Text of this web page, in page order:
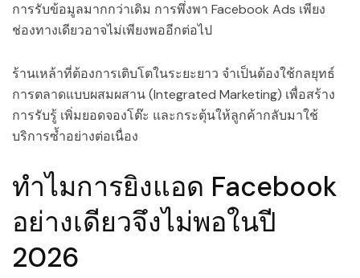
การรับข้อมูลมากกว่าเดิม การพึ่งพา Facebook Ads เพียง
ช่องทางเดียวอาจไม่เพียงพออีกต่อไป
ร้านเหล้าที่ต้องการเติบโตในระยะยาว จำเป็นต้องใช้กลยุทธ์
การตลาดแบบผสมผสาน (Integrated Marketing) เพื่อสร้าง
การรับรู้ เพิ่มยอดจองโต๊ะ และกระตุ้นให้ลูกค้ากลับมาใช้
บริการซ้ำอย่างต่อเนื่อง
ทำไมการยิงแอด Facebook
อย่างเดียวจึงไม่พอในปี
2026